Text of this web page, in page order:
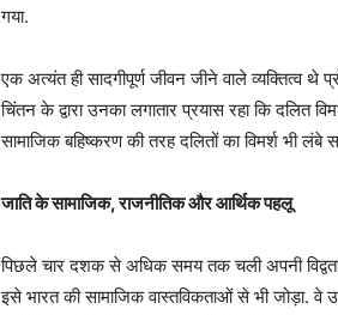
गया.
एक अत्यंत ही सादगीपूर्ण जीवन जीने वाले व्यक्तित्व
चिंतन के द्वारा उनका लगातार प्रयास रहा कि दलित
सामाजिक बहिष्करण की तरह दलितों का विमर्श भी
जाति के सामाजिक, राजनीतिक और आर्थिक पहलू
पिछले चार दशक से अधिक समय तक चली अपनी
इसे भारत की सामाजिक वास्तविकताओं से भी जोड़ा.